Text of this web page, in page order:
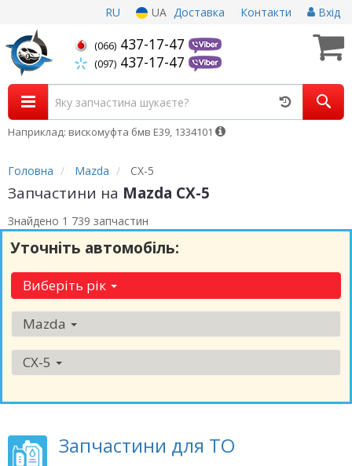
RU UA Доставка Контакти Вхід
(066) 437-17-47
(097) 437-17-47
Наприклад: вискомуфта бмв Е39, 1334101
Головна Mazda CX-5
Запчастини на Mazda CX-5
Знайдено 1 739 запчастин
Уточніть автомобіль:
Виберіть рік
Mazda
CX-5
Запчастини для ТО